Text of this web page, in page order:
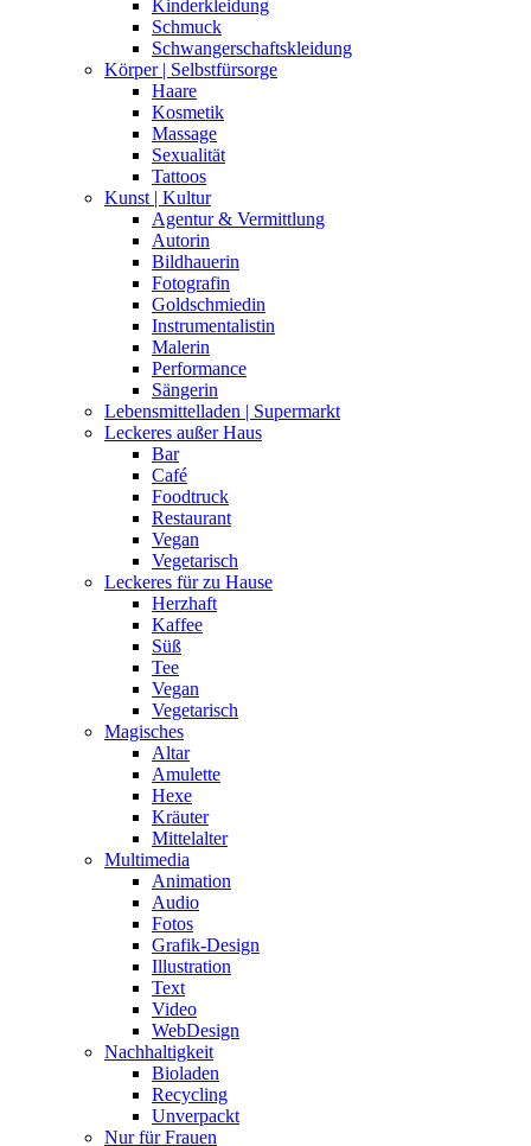
Kinderkleidung
Schmuck
Schwangerschaftskleidung
Körper | Selbstfürsorge
Haare
Kosmetik
Massage
Sexualität
Tattoos
Kunst | Kultur
Agentur & Vermittlung
Autorin
Bildhauerin
Fotografin
Goldschmiedin
Instrumentalistin
Malerin
Performance
Sängerin
Lebensmittelladen | Supermarkt
Leckeres außer Haus
Bar
Café
Foodtruck
Restaurant
Vegan
Vegetarisch
Leckeres für zu Hause
Herzhaft
Kaffee
Süß
Tee
Vegan
Vegetarisch
Magisches
Altar
Amulette
Hexe
Kräuter
Mittelalter
Multimedia
Animation
Audio
Fotos
Grafik-Design
Illustration
Text
Video
WebDesign
Nachhaltigkeit
Bioladen
Recycling
Unverpackt
Nur für Frauen